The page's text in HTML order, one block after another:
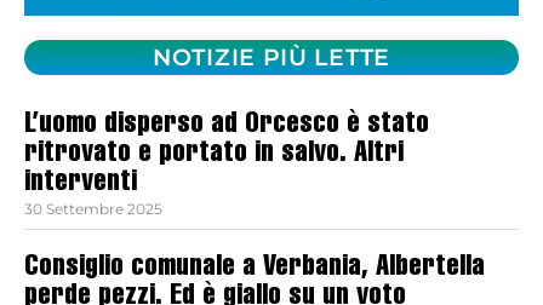
NOTIZIE PIÙ LETTE
L’uomo disperso ad Orcesco è stato
ritrovato e portato in salvo. Altri
interventi
30 Settembre 2025
Consiglio comunale a Verbania, Albertella
perde pezzi. Ed è giallo su un voto